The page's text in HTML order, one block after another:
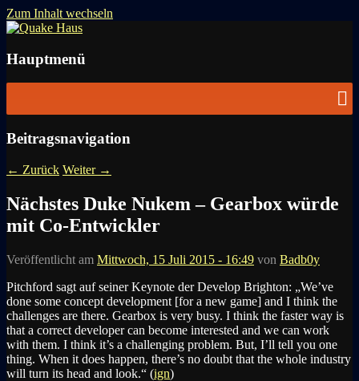
Zum Inhalt wechseln
Quake Haus
Hauptmenü
Beitragsnavigation
← Zurück Weiter →
Nächstes Duke Nukem – Gearbox würde
mit Co-Entwickler
Veröffentlicht am Mittwoch, 15 Juli 2015 - 16:49 von Badb0y
Pitchford sagt auf seiner Keynote der Develop Brighton: „We’ve
done some concept development [for a new game] and I think the
challenges are there. Gearbox is very busy. I think the faster way is
that a correct developer can become interested and we can work
with them. I think it’s a challenging problem. But, I’ll tell you one
thing. When it does happen, there’s no doubt that the whole industry
will turn its head and look.“ (ign)